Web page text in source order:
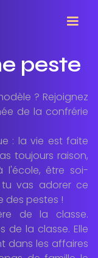
peste
? Rejoignez
de la confrérie
: la vie est faite
toujours raison,
l'école, être soi-
tu vas adorer ce
des pestes !
de la classe.
de la classe. Elle
dans les affaires